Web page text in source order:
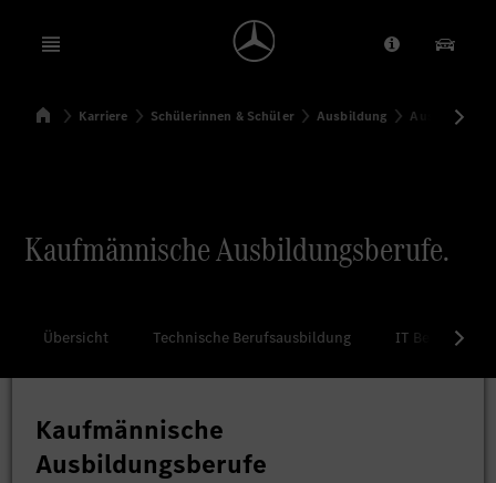
Open menu Anbieter/
SuchenStartseite
Karriere Schülerinnen & Schüler Ausbildung
Kaufmännische Ausbildungsberufe.
Übersicht Technische Berufsausbildung IT
Kaufmännische
Ausbildungsberufe